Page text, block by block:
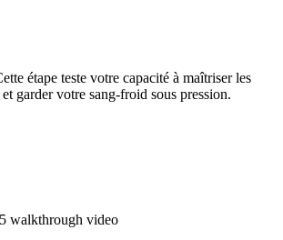
étape teste votre capacité à maîtriser les
garder votre sang-froid sous pression.
walkthrough video